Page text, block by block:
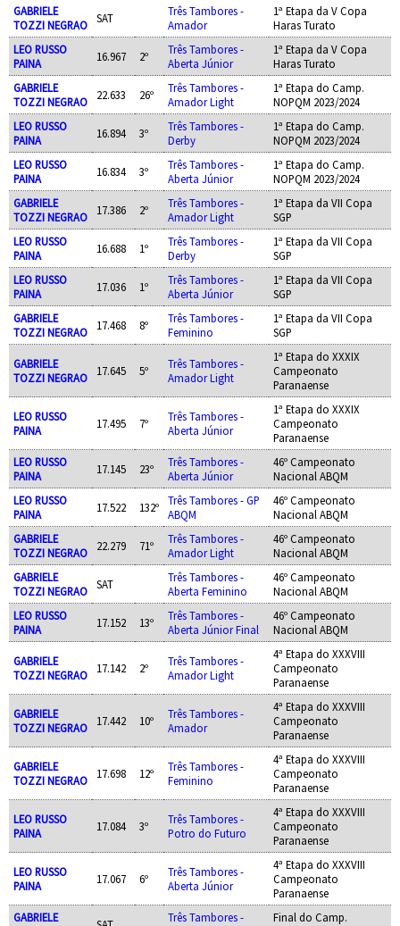
GABRIELE
TOZZI NEGRAO
SAT
Três Tambores -
Amador
1ª Etapa da V Copa
Haras Turato
LEO RUSSO
PAINA
16.967 2º
Três Tambores -
Aberta Júnior
1ª Etapa da V Copa
Haras Turato
GABRIELE
TOZZI NEGRAO
22.633 26º
Três Tambores -
Amador Light
1ª Etapa do Camp.
NOPQM 2023/2024
LEO RUSSO
PAINA
16.894 3º
Três Tambores -
Derby
1ª Etapa do Camp.
NOPQM 2023/2024
LEO RUSSO
PAINA
16.834 3º
Três Tambores -
Aberta Júnior
1ª Etapa do Camp.
NOPQM 2023/2024
GABRIELE
TOZZI NEGRAO
17.386 2º
Três Tambores -
Amador Light
1ª Etapa da VII Copa
SGP
LEO RUSSO
PAINA
16.688 1º
Três Tambores -
Derby
1ª Etapa da VII Copa
SGP
LEO RUSSO
PAINA
17.036 1º
Três Tambores -
Aberta Júnior
1ª Etapa da VII Copa
SGP
GABRIELE
TOZZI NEGRAO
17.468 8º
Três Tambores -
Feminino
1ª Etapa da VII Copa
SGP
GABRIELE
TOZZI NEGRAO
17.645 5º
Três Tambores -
Amador Light
1ª Etapa do XXXIX
Campeonato
Paranaense
LEO RUSSO
PAINA
17.495 7º
Três Tambores -
Aberta Júnior
1ª Etapa do XXXIX
Campeonato
Paranaense
LEO RUSSO
PAINA
17.145 23º
Três Tambores -
Aberta Júnior
46º Campeonato
Nacional ABQM
LEO RUSSO
PAINA
17.522 132º
Três Tambores - GP
ABQM
46º Campeonato
Nacional ABQM
GABRIELE
TOZZI NEGRAO
22.279 71º
Três Tambores -
Amador Light
46º Campeonato
Nacional ABQM
GABRIELE
TOZZI NEGRAO
SAT
Três Tambores -
Aberta Feminino
46º Campeonato
Nacional ABQM
LEO RUSSO
PAINA
17.152 13º
Três Tambores -
Aberta Júnior Final
46º Campeonato
Nacional ABQM
GABRIELE
TOZZI NEGRAO
17.142 2º
Três Tambores -
Amador Light
4ª Etapa do XXXVIII
Campeonato
Paranaense
GABRIELE
TOZZI NEGRAO
17.442 10º
Três Tambores -
Amador
4ª Etapa do XXXVIII
Campeonato
Paranaense
GABRIELE
TOZZI NEGRAO
17.698 12º
Três Tambores -
Feminino
4ª Etapa do XXXVIII
Campeonato
Paranaense
LEO RUSSO
PAINA
17.084 3º
Três Tambores -
Potro do Futuro
4ª Etapa do XXXVIII
Campeonato
Paranaense
LEO RUSSO
PAINA
17.067 6º
Três Tambores -
Aberta Júnior
4ª Etapa do XXXVIII
Campeonato
Paranaense
GABRIELE
Três Tambores -
Final do Camp.